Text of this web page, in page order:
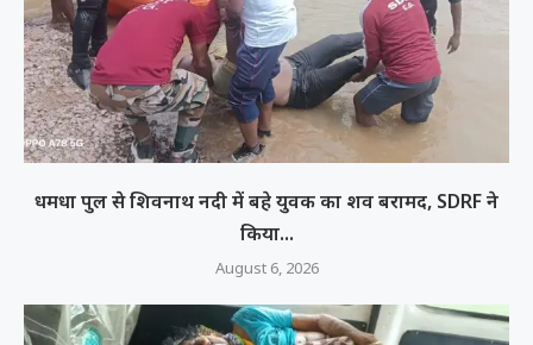
धमधा पुल से शिवनाथ नदी में बहे युवक का शव बरामद, SDRF ने
किया...
August 6, 2026